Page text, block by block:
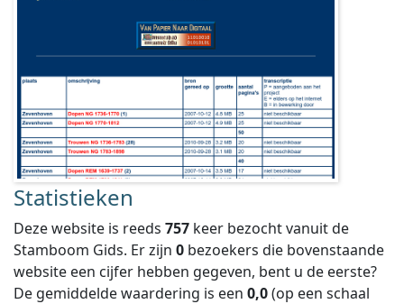
Statistieken
Deze website is reeds 757 keer bezocht vanuit de
Stamboom Gids. Er zijn 0 bezoekers die bovenstaande
website een cijfer hebben gegeven, bent u de eerste?
De gemiddelde waardering is een 0,0(op een schaal